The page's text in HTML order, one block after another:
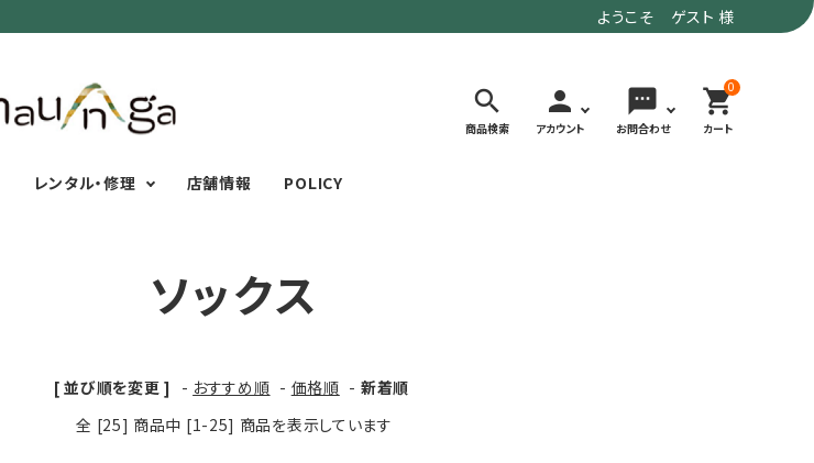
ようこそ ゲスト 様
search
商品検索
person
アカウント
sms
お問合わせ
0
shopping_cart
カート
XSSMLXLXXL
WOMENS
特集で選ぶ
アグッズ
ッズ
ウェア・ギア
ヴィンテージなアイテム
レンタル・修理 店舗情報 POLICY
ソックス
[ 並び順を変更 ] - おすすめ順 - 価格順 - 新着順
全 [25] 商品中 [1-25] 商品を表示しています